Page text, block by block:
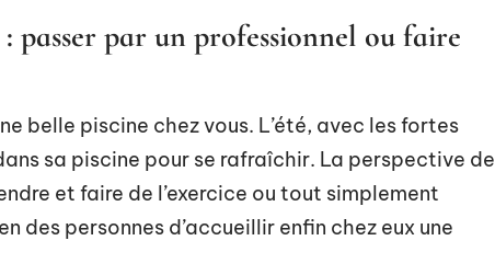
passer par un professionnel ou faire
belle piscine chez vous. L’été, avec les fortes
sa piscine pour se rafraîchir. La perspective de
et faire de l’exercice ou tout simplement
des personnes d’accueillir enfin chez eux une